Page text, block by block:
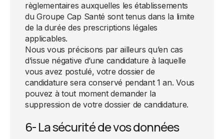
règlementaires auxquelles les établissements
du Groupe Cap Santé sont tenus dans la limite
de la durée des prescriptions légales
applicables.
Nous vous précisons par ailleurs qu’en cas
d’issue négative d’une candidature à laquelle
vous avez postulé, votre dossier de
candidature sera conservé pendant 1 an. Vous
pouvez à tout moment demander la
suppression de votre dossier de candidature.
6- La sécurité de vos données